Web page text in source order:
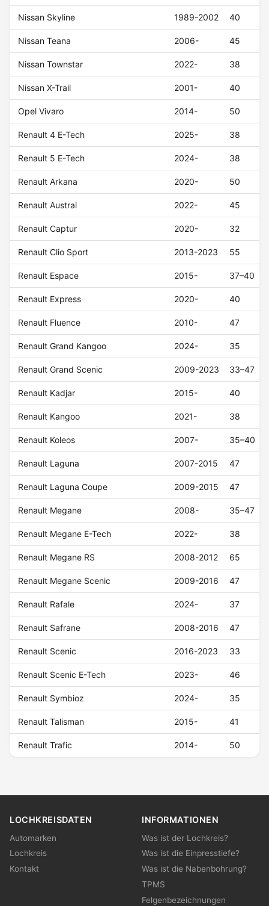
Nissan Skyline 1989-2002 40
Nissan Teana 2006- 45
Nissan Townstar 2022- 38
Nissan X-Trail 2001- 40
Opel Vivaro 2014- 50
Renault 4 E-Tech 2025- 38
Renault 5 E-Tech 2024- 38
Renault Arkana 2020- 50
Renault Austral 2022- 45
Renault Captur 2020- 32
Renault Clio Sport 2013-2023 55
Renault Espace 2015- 37–40
Renault Express 2020- 40
Renault Fluence 2010- 47
Renault Grand Kangoo 2024- 35
Renault Grand Scenic 2009-2023 33–47
Renault Kadjar 2015- 40
Renault Kangoo 2021- 38
Renault Koleos 2007- 35–40
Renault Laguna 2007-2015 47
Renault Laguna Coupe 2009-2015 47
Renault Megane 2008- 35–47
Renault Megane E-Tech 2022- 38
Renault Megane RS 2008-2012 65
Renault Megane Scenic 2009-2016 47
Renault Rafale 2024- 37
Renault Safrane 2008-2016 47
Renault Scenic 2016-2023 33
Renault Scenic E-Tech 2023- 46
Renault Symbioz 2024- 35
Renault Talisman 2015- 41
Renault Trafic 2014- 50
LOCHKREISDATEN
Automarken
Lochkreis
Kontakt
INFORMATIONEN
Was ist der Lochkreis?
Was ist die Einpresstiefe?
Was ist die Nabenbohrung?
TPMS
Felgenbezeichnungen